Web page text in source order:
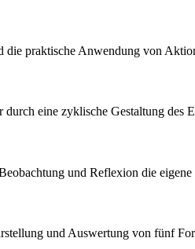
die praktische Anwendung von
eine zyklische Gestaltung des
und Reflexion die eigene
und Auswertung von fünf